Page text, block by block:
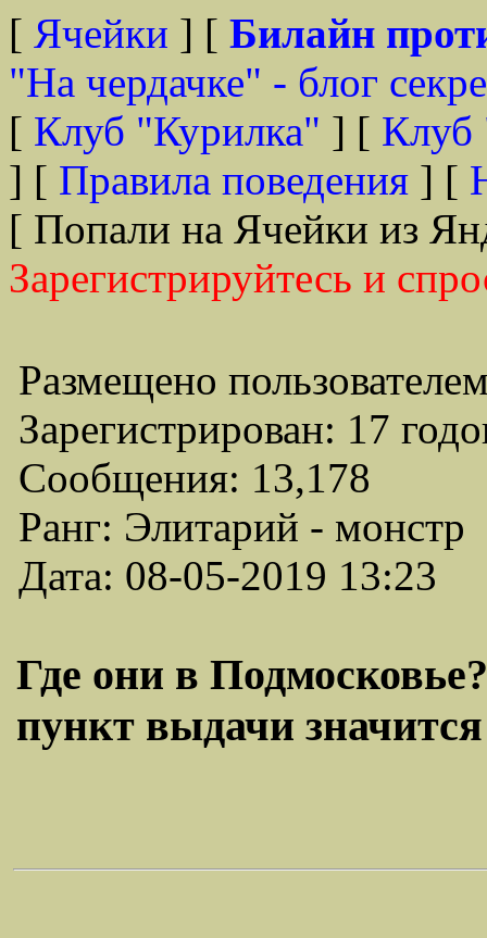
[ Ячейки ] [ Билайн
"На чердачке" - блог
[ Клуб "Курилка" ] [ Клуб
] [ Правила поведения ] [
[ Попали на Ячейки из
Зарегистрируйтесь и
Размещено
Зарегистрирован: 17
Сообщения: 13,178
Ранг: Элитарий - монстр
Дата: 08-05-2019 13:23
Где они в
пункт выдачи